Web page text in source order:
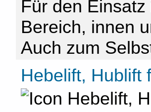
Für den
Bereich, innen
Auch zum
Hebelift, Hublift